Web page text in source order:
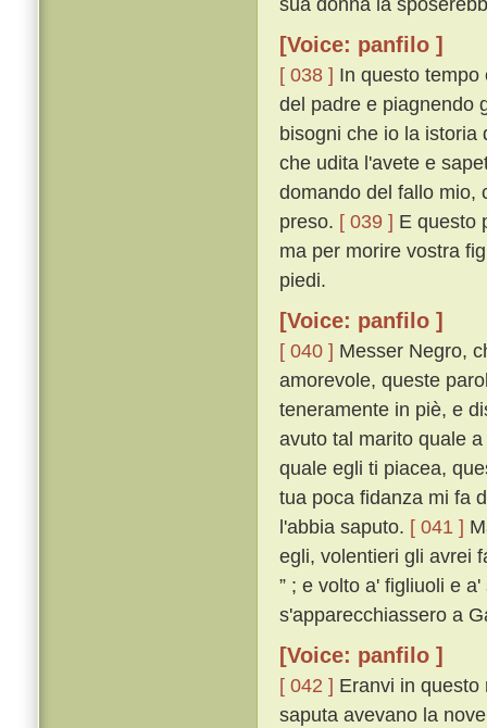
[Voice: panfilo ]
[ 038 ] In questo
del padre e piagnendo
bisogni che io la istoria
che udita l'avete e
domando del fallo mio,
preso. [ 039 ] E questo
ma per morire vostra
piedi.
[Voice: panfilo ]
[ 040 ] Messer Negro,
amorevole, queste
teneramente in piè, e
avuto tal marito quale
quale egli ti piacea,
tua poca fidanza mi fa
l'abbia saputo. [ 041 ]
egli, volentieri gli avrei
” ; e volto a' figliuoli e
s'apparecchiassero a
[Voice: panfilo ]
[ 042 ] Eranvi in
saputa avevano la